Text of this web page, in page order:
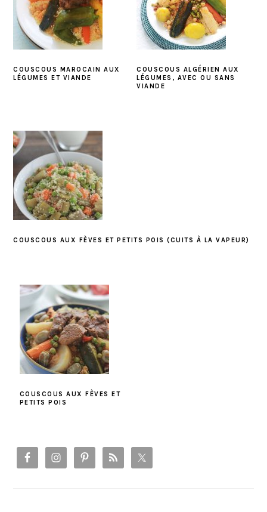
COUSCOUS MAROCAIN AUX
LÉGUMES ET VIANDE
COUSCOUS ALGÉRIEN AUX
LÉGUMES, AVEC OU SANS
VIANDE
COUSCOUS AUX FÈVES ET PETITS POIS (CUITS À LA VAPEUR)
COUSCOUS AUX FÈVES ET
PETITS POIS
SIDEBAR